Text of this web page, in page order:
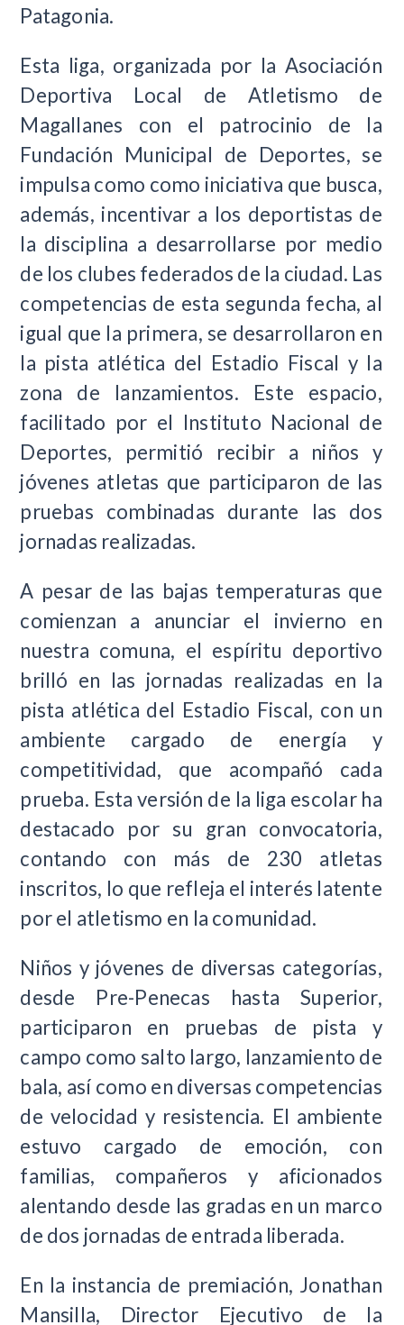
Patagonia.
Esta liga, organizada por la Asociación
Deportiva Local de Atletismo de
Magallanes con el patrocinio de la
Fundación Municipal de Deportes, se
impulsa como como iniciativa que busca,
además, incentivar a los deportistas de
la disciplina a desarrollarse por medio
de los clubes federados de la ciudad. Las
competencias de esta segunda fecha, al
igual que la primera, se desarrollaron en
la pista atlética del Estadio Fiscal y la
zona de lanzamientos. Este espacio,
facilitado por el Instituto Nacional de
Deportes, permitió recibir a niños y
jóvenes atletas que participaron de las
pruebas combinadas durante las dos
jornadas realizadas.
A pesar de las bajas temperaturas que
comienzan a anunciar el invierno en
nuestra comuna, el espíritu deportivo
brilló en las jornadas realizadas en la
pista atlética del Estadio Fiscal, con un
ambiente cargado de energía y
competitividad, que acompañó cada
prueba. Esta versión de la liga escolar ha
destacado por su gran convocatoria,
contando con más de 230 atletas
inscritos, lo que refleja el interés latente
por el atletismo en la comunidad.
Niños y jóvenes de diversas categorías,
desde Pre-Penecas hasta Superior,
participaron en pruebas de pista y
campo como salto largo, lanzamiento de
bala, así como en diversas competencias
de velocidad y resistencia. El ambiente
estuvo cargado de emoción, con
familias, compañeros y aficionados
alentando desde las gradas en un marco
de dos jornadas de entrada liberada.
En la instancia de premiación, Jonathan
Mansilla, Director Ejecutivo de la